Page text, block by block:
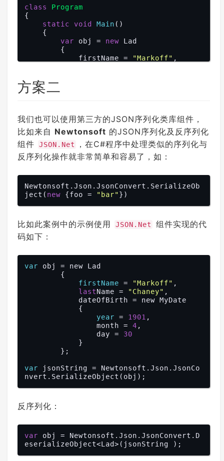
class
Program
{
static
void Main ( )
{
var obj = new Lad
            firstName =
"Markoff" ,
            {
            }
var json = new JavaScriptSerial
izer().Serialize(obj);
        Console.WriteLine(json);
    }
方案二
我们也可以使用第三方的JSON序列化类库组件，
比如来自 Newtonsoft 的JSON序列化及反序列化
组件
JSON.Net
，在C#程序中处理类似的序列化与
反序列化操作就非常简单和容易了，如：
Newtonsoft.Json.JsonConvert.SerializeOb
ject( new {foo = "bar"
比如此案例中的示例使用 JSON.Net
组件实现的代
码如下：
var obj = new Lad
firstName = "Markoff" ,
lastName = "Chaney" ,
year = 1901 ,
                month =
4 ,
                day =
30
var jsonString = Newtonsoft.Json.JsonCo
反序列化：
var obj = Newtonsoft.Json.JsonConvert.D